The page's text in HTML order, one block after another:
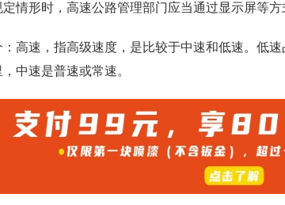
情形时，高速公路管理部门应当通过显示屏等
高速，指高级速度，是比较于中速和低速。低
中速是普速或常速。